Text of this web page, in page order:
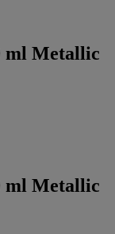
ml Metallic
ml Metallic